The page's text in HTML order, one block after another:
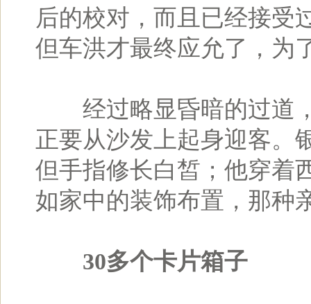
后的校对，而且已经接受
但车洪才最终应允了，为
经过略显昏暗的过道，
正要从沙发上起身迎客。
但手指修长白皙；他穿着
如家中的装饰布置，那种
30多个卡片箱子